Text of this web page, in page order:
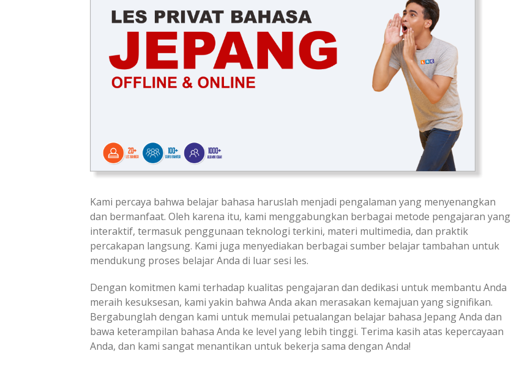
Kami percaya bahwa belajar bahasa haruslah menjadi pengalaman yang menyenangkan
dan bermanfaat. Oleh karena itu, kami menggabungkan berbagai metode pengajaran yang
interaktif, termasuk penggunaan teknologi terkini, materi multimedia, dan praktik
percakapan langsung. Kami juga menyediakan berbagai sumber belajar tambahan untuk
mendukung proses belajar Anda di luar sesi les.
Dengan komitmen kami terhadap kualitas pengajaran dan dedikasi untuk membantu Anda
meraih kesuksesan, kami yakin bahwa Anda akan merasakan kemajuan yang signifikan.
Bergabunglah dengan kami untuk memulai petualangan belajar bahasa Jepang Anda dan
bawa keterampilan bahasa Anda ke level yang lebih tinggi. Terima kasih atas kepercayaan
Anda, dan kami sangat menantikan untuk bekerja sama dengan Anda!